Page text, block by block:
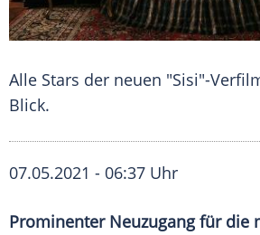
Alle Stars der neuen "Sisi"-
Blick.
07.05.2021 - 06:37 Uhr
Prominenter Neuzugangfür die